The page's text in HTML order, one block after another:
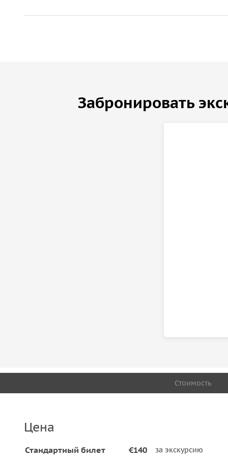
Забронировать
Стоимость
Цена
Стандартный билет €140 за экскурсию